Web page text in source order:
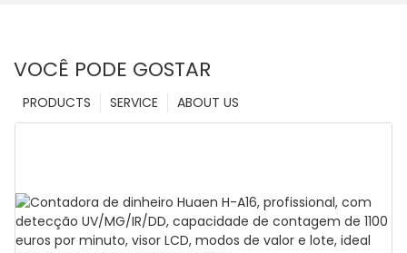
VOCÊ PODE GOSTAR
ABOUT US
SERVICE
PRODUCTS